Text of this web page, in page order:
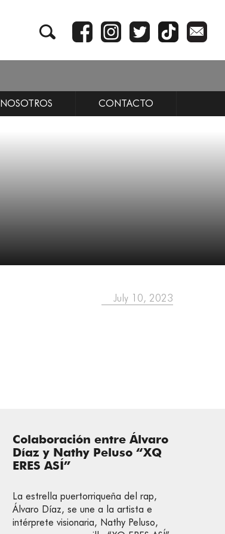
NOSOTROS CONTACTO
July 10, 2023
Colaboración entre Álvaro
Díaz y Nathy Peluso “XQ
ERES ASÍ”
La estrella puertorriqueña del rap,
Álvaro Díaz, se une a la artista e
intérprete visionaria, Nathy Peluso,